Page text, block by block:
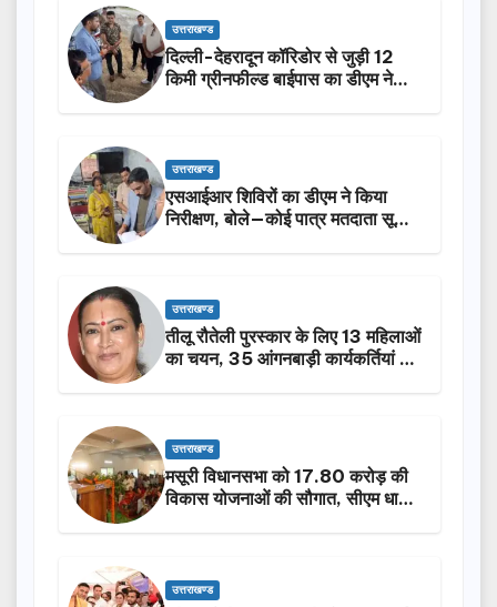
उत्तराखण्ड
दिल्ली-देहरादून कॉरिडोर से जुड़ी 12
किमी ग्रीनफील्ड बाईपास का डीएम ने
उत्तराखण्ड
एसआईआर शिविरों का डीएम ने किया
निरीक्षण, बोले—कोई पात्र मतदाता सूची
उत्तराखण्ड
तीलू रौतेली पुरस्कार के लिए 13 महिलाओं
का चयन, 35 आंगनबाड़ी कार्यकर्तियां भी
उत्तराखण्ड
मसूरी विधानसभा को 17.80 करोड़ की
विकास योजनाओं की सौगात, सीएम धामी
उत्तराखण्ड